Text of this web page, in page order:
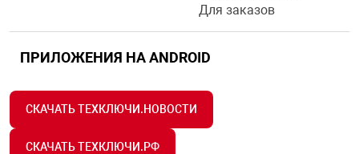
Для заказов
ПРИЛОЖЕНИЯ НА ANDROID
СКАЧАТЬ ТЕХКЛЮЧИ.НОВОСТИ
СКАЧАТЬ ТЕХКЛЮЧИ.РФ